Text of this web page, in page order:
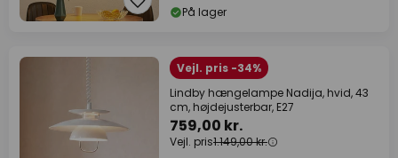
På lager
Vejl. pris -34%
Lindby hængelampe Nadija, hvid, 43
cm, højdejusterbar, E27
759,00 kr.
Vejl. pris1.149,00 kr.